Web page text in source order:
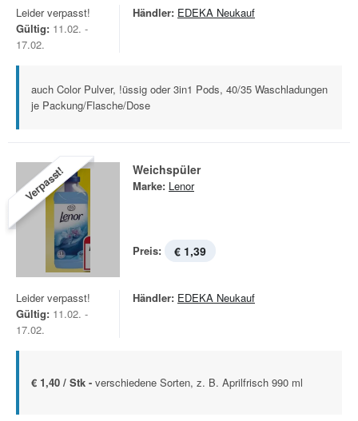
Leider verpasst!
Gültig: 11.02. -
17.02.
Händler: EDEKA Neukauf
auch Color Pulver, !üssig oder 3in1 Pods, 40/35 Waschladungen
je Packung/Flasche/Dose
Verpasst! Weichspüler
Marke: Lenor
Preis: € 1,39
Leider verpasst!
Gültig: 11.02. -
17.02.
Händler: EDEKA Neukauf
€ 1,40 / Stk - verschiedene Sorten, z. B. Aprilfrisch 990 ml